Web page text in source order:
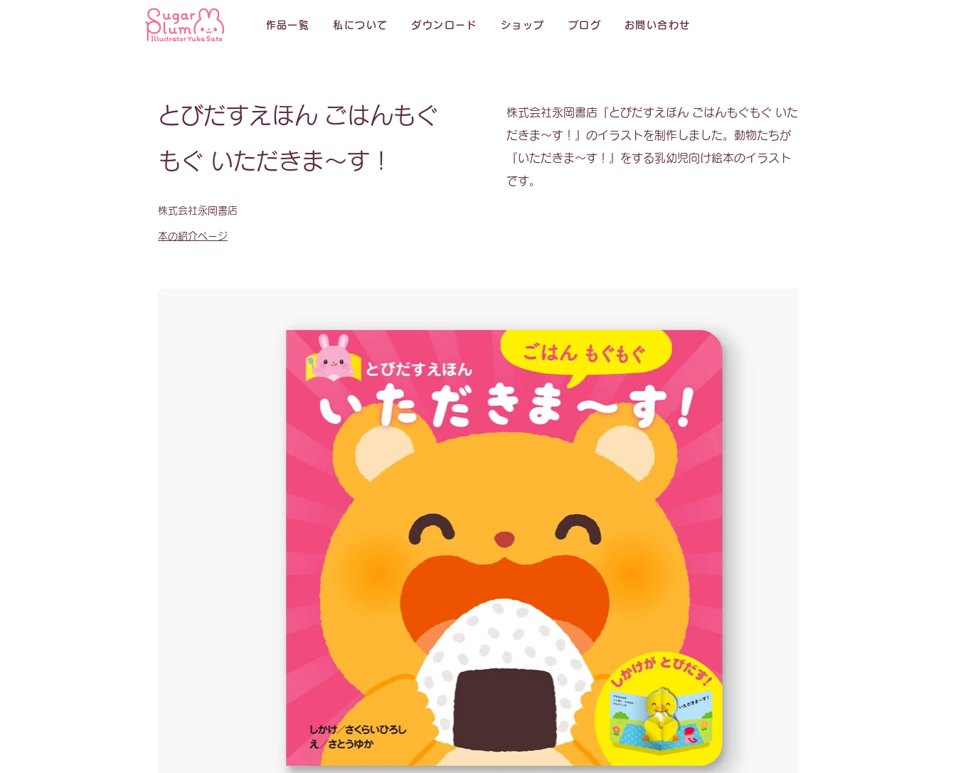
作品一覧 私について ダウンロード ショップ ブログ お問い合わせ
とびだすえほん ごはんもぐ
もぐ いただきま～す！
株式会社永岡書店
本の紹介ページ
株式会社永岡書店『とびだすえほん ごはんもぐもぐ いた
だきま～す！』のイラストを制作しました。動物たちが
『いただきま～す！』をする乳幼児向け絵本のイラスト
です。